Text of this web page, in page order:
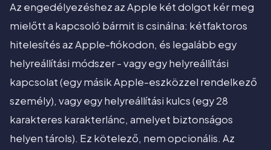
Az engedélyezéshez az Apple két dolgot kér meg
mielőtt a kapcsoló bármit is csinálna: kétfaktoros
hitelesítés az Apple-fiókodon, és legalább egy
helyreállítási módszer - vagy egy helyreállítási
kapcsolat (egy másik Apple-eszközzel rendelkező
személy), vagy egy helyreállítási kulcs (egy 28
karakteres karakterlánc, amelyet biztonságos
helyen tárols). Ez kötelező, nem opcionális. Az